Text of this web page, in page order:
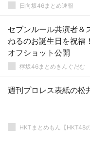
日向坂46まとめ速報
セブンルール共演者＆
ねるのお誕生日を祝福
オフショット公開
欅坂46まとめきんぐだむ
週刊プロレス表紙の松
HKTまとめもん【HKT48